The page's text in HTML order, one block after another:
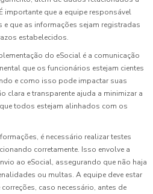
importante que a equipe responsável
que as informações sejam registradas
estabelecidos.
do eSocial é a comunicação
que os funcionários estejam cientes
e como isso pode impactar suas
clara e transparente ajuda a minimizar a
todos estejam alinhados com os
é necessário realizar testes
corretamente. Isso envolve a
ao eSocial, assegurando que não haja
ou multas. A equipe deve estar
caso necessário, antes de